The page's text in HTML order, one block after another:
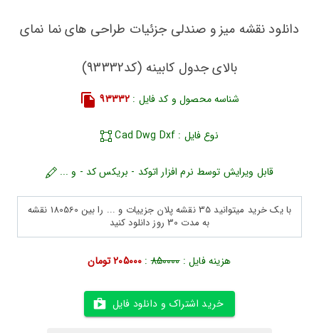
دانلود نقشه میز و صندلی جزئیات طراحی های نما نمای
بالای جدول کابینه (کد93332)
شناسه محصول و کد فایل : 93332
نوع فایل : Cad Dwg Dxf
قابل ویرایش توسط نرم افزار اتوکد - بریکس کد - و ...
با یک خرید میتوانید 35 نقشه پلان جزییات و ... را بین 180560 نقشه
به مدت 30 روز دانلود کنید
هزینه فایل :850000
: 205000 تومان
خرید اشتراک و دانلود فایل